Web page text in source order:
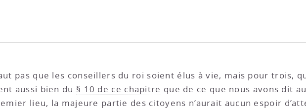
pas que les conseillers du roi soient élus à vie, mais pour trois,
aussi bien du § 10 de ce chapitre que de ce que nous avons dit au
lieu, la majeure partie des citoyens n’aurait aucun espoir